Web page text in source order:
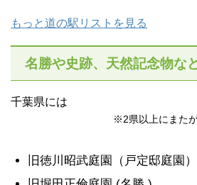
もっと道の駅リストを見る
名勝や史跡、天然記念物な
千葉県には
※2県以上にまた
旧徳川昭武庭園（戸定邸庭園